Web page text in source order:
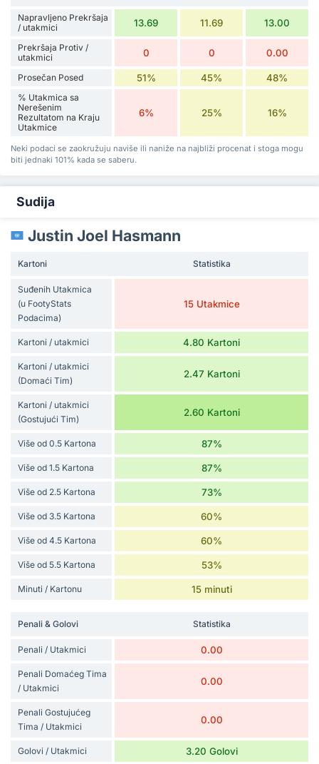
Napravljeno Prekršaja
/ utakmici
13.69 11.69 13.00
Prekršaja Protiv /
utakmici
0 0 0.00
Prosečan Posed 51% 45% 48%
% Utakmica sa
Nerešenim
Rezultatom na Kraju
Utakmice
6% 25% 16%
Neki podaci se zaokružuju naviše ili naniže na najbliži procenat i stoga mogu
biti jednaki 101% kada se saberu.
Sudija
Justin Joel Hasmann
Kartoni Statistika
Suđenih Utakmica
(u FootyStats
Podacima)
15 Utakmice
Kartoni / utakmici 4.80 Kartoni
Kartoni / utakmici
(Domaći Tim)
2.47 Kartoni
Kartoni / utakmici
(Gostujući Tim)
2.60 Kartoni
Više od 0.5 Kartona 87%
Više od 1.5 Kartona 87%
Više od 2.5 Kartona 73%
Više od 3.5 Kartona 60%
Više od 4.5 Kartona 60%
Više od 5.5 Kartona 53%
Minuti / Kartonu 15 minuti
Penali & Golovi Statistika
Penali / Utakmici 0.00
Penali Domaćeg Tima
/ Utakmici
0.00
Penali Gostujućeg
Tima / Utakmici
0.00
Golovi / Utakmici 3.20 Golovi